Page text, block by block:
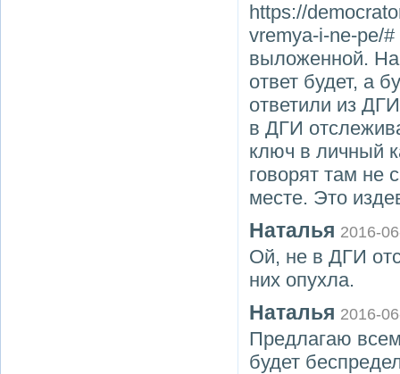
https://
vremya-i-ne-pe/
выложенной. На
ответ будет, а
ответили из
в ДГИ
ключ в личный
говорят там не
месте. Это
Наталья 2016-
Ой, не в ДГИ
них опухла.
Наталья 2016-
Предлагаю
будет